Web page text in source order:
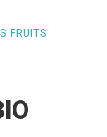
FRUITS